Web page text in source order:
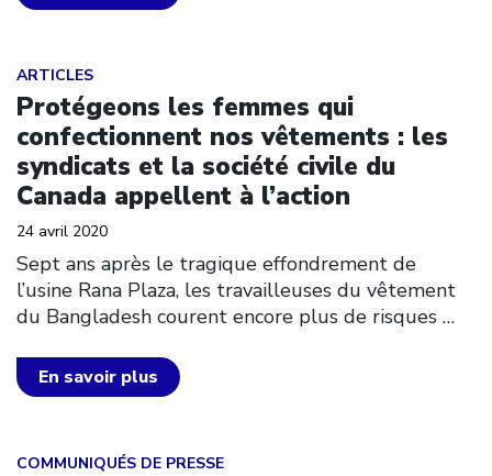
ARTICLES
Protégeons les femmes qui
confectionnent nos vêtements : les
syndicats et la société civile du
Canada appellent à l’action
24 avril 2020
Sept ans après le tragique effondrement de
l’usine Rana Plaza, les travailleuses du vêtement
du Bangladesh courent encore plus de risques …
En savoir plus
Click to open the link
COMMUNIQUÉS DE PRESSE
Click to open the link